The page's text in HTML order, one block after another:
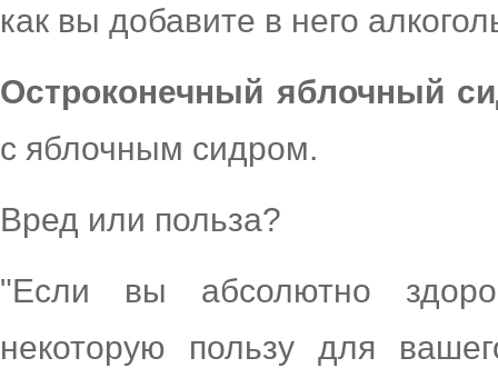
как вы добавите в него
Остроконечный яблочный
с яблочным сидром.
Вред или польза?
"Если вы абсолютно
некоторую пользу для